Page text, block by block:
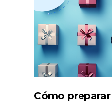
Cómo